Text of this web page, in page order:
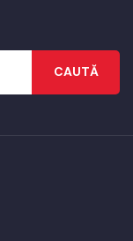
CAUTĂ